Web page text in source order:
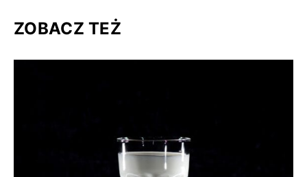
ZOBACZ TEŻ